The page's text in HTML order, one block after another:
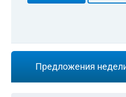
Предложения